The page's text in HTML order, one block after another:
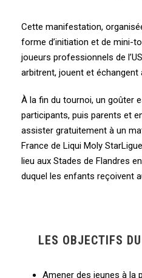
Cette manifestation,
forme d’initiation et de mini-
joueurs professionnels de
arbitrent, jouent et échangent
À la fin du tournoi, un goûter
participants, puis parents et
assister gratuitement à un
France de Liqui Moly
lieu aux Stades de Flandres
duquel les enfants reçoivent
LES OBJECTIFS
Amener des jeunes à la